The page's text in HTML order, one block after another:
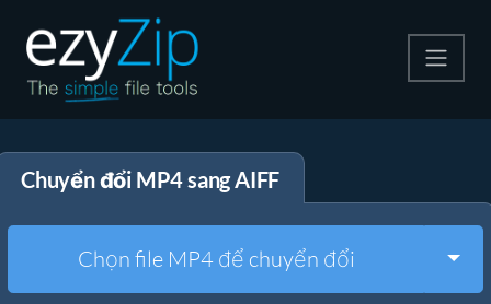
Giải nén
Công cụ khác
Chuyển đổi MP4 sang AIFF
Chọn file MP4 để chuyển đổi